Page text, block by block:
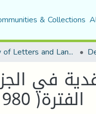
& Collections
Faculty of Letters and Languages
في
الفترة( 1980-2017)